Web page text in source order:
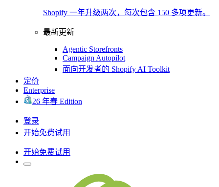
Shopify 一年升级两次，每次包含 150 多项更新。
最新更新
Agentic Storefronts
Campaign Autopilot
面向开发者的 Shopify AI Toolkit
定价
Enterprise
26 年春 Edition
登录
开始免费试用
开始免费试用